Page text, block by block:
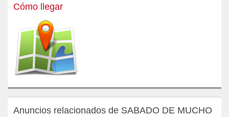
Cómo llegar
Anuncios relacionados de SABADO DE MUCHO